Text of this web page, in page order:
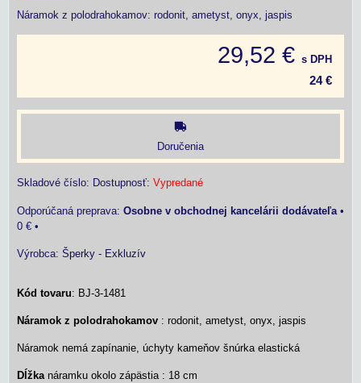
Náramok z polodrahokamov: rodonit, ametyst, onyx, jaspis
29,52 € s DPH
24 €
Doručenia
Skladové číslo: Dostupnosť: Vypredané
Osobne v obchodnej kancelárii dodávateľa•
0 € •
Výrobca: Šperky - Exkluzív
Kód tovaru: BJ-3-1481
Náramok z polodrahokamov : rodonit, ametyst, onyx, jaspis
Náramok nemá zapínanie, úchyty kameňov šnúrka elastická
Dĺžkanáramku okolo zápästia : 18 cm